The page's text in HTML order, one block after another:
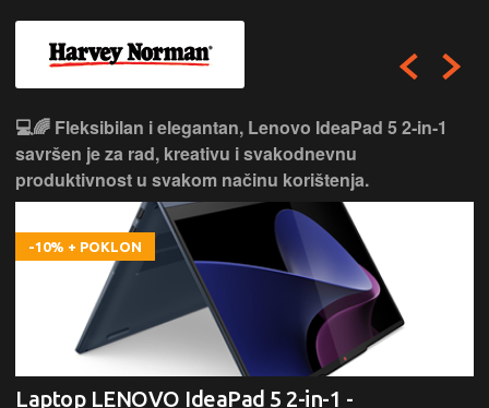
💻🌈 Fleksibilan i elegantan, Lenovo IdeaPad 5 2‑in‑1
savršen je za rad, kreativu i svakodnevnu
produktivnost u svakom načinu korištenja.
-10% + POKLON
Laptop LENOVO IdeaPad 5 2-in-1 -